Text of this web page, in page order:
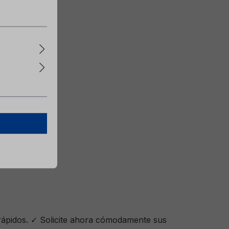
✓ Solicite ahora cómodamente sus